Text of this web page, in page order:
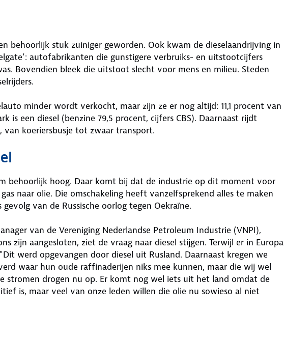
behoorlijk stuk zuiniger geworden. Ook kwam de dieselaandrijving in
autofabrikanten die gunstigere verbruiks- en uitstootcijfers
Bovendien bleek die uitstoot slecht voor mens en milieu. Steden
minder wordt verkocht, maar zijn ze er nog altijd: 11,1 procent van
is een diesel (benzine 79,5 procent, cijfers CBS). Daarnaast rijdt
koeriersbusje tot zwaar transport.
behoorlijk hoog. Daar komt bij dat de industrie op dit moment voor
naar olie. Die omschakeling heeft vanzelfsprekend alles te maken
van de Russische oorlog tegen Oekraïne.
van de Vereniging Nederlandse Petroleum Industrie (VNPI),
zijn aangesloten, ziet de vraag naar diesel stijgen. Terwijl er in Europa
werd opgevangen door diesel uit Rusland. Daarnaast kregen we
waar hun oude raffinaderijen niks mee kunnen, maar die wij wel
stromen drogen nu op. Er komt nog wel iets uit het land omdat de
is, maar veel van onze leden willen die olie nu sowieso al niet